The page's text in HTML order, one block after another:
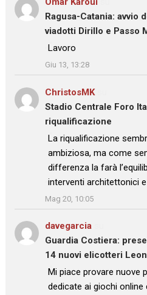
Ragusa-Catania: avvio
viadotti Dirillo e Passo
: “Lavoro
”
Giu 13, 13:28
ChristosMKsu
Stadio Centrale Foro
riqualificazione
: “La riqualificazione
ambiziosa, ma come
differenza la farà
interventi architettonici
”
Mag 20, 10:05
davegarcia
Guardia Costiera:
14 nuovi elicotteri
: “
Mi piace provare nuove
dedicate ai giochi